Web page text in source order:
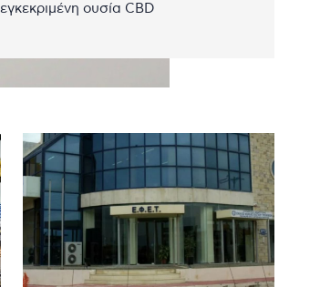
εγκεκριμένη ουσία CBD